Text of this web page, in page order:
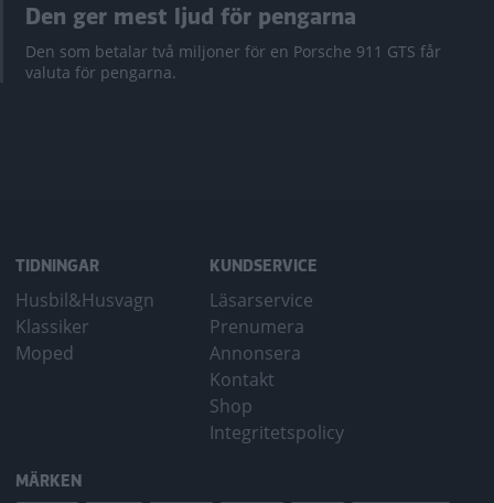
Den ger mest ljud för pengarna
Den som betalar två miljoner för en Porsche 911 GTS får
valuta för pengarna.
TIDNINGAR
Husbil&Husvagn
Klassiker
Moped
KUNDSERVICE
Läsarservice
Prenumera
Annonsera
Kontakt
Shop
Integritetspolicy
MÄRKEN